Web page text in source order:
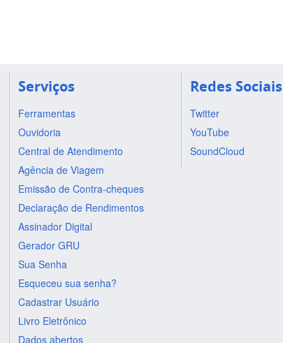
Serviços
Ferramentas
Ouvidoria
Central de Atendimento
Agência de Viagem
Emissão de Contra-cheques
Declaração de Rendimentos
Assinador Digital
Gerador GRU
Sua Senha
Esqueceu sua senha?
Cadastrar Usuário
Livro Eletrônico
Dados abertos
Redes Sociais
Twitter
YouTube
SoundCloud